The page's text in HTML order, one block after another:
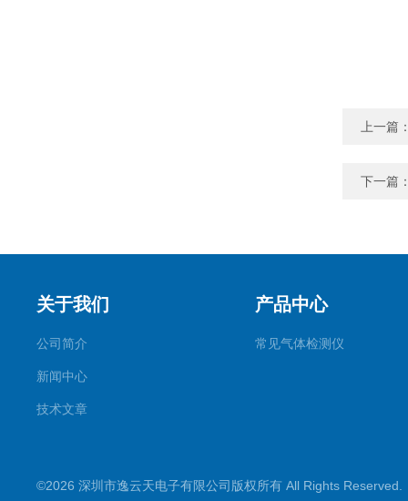
上一篇
下一篇
关于我们
公司简介
新闻中心
技术文章
产品中心
常见气体检测仪
©2026 深圳市逸云天电子有限公司版权所有 All Rights